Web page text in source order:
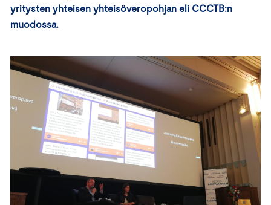
yritysten yhteisen yhteisöveropohjan eli CCCTB:n
muodossa.